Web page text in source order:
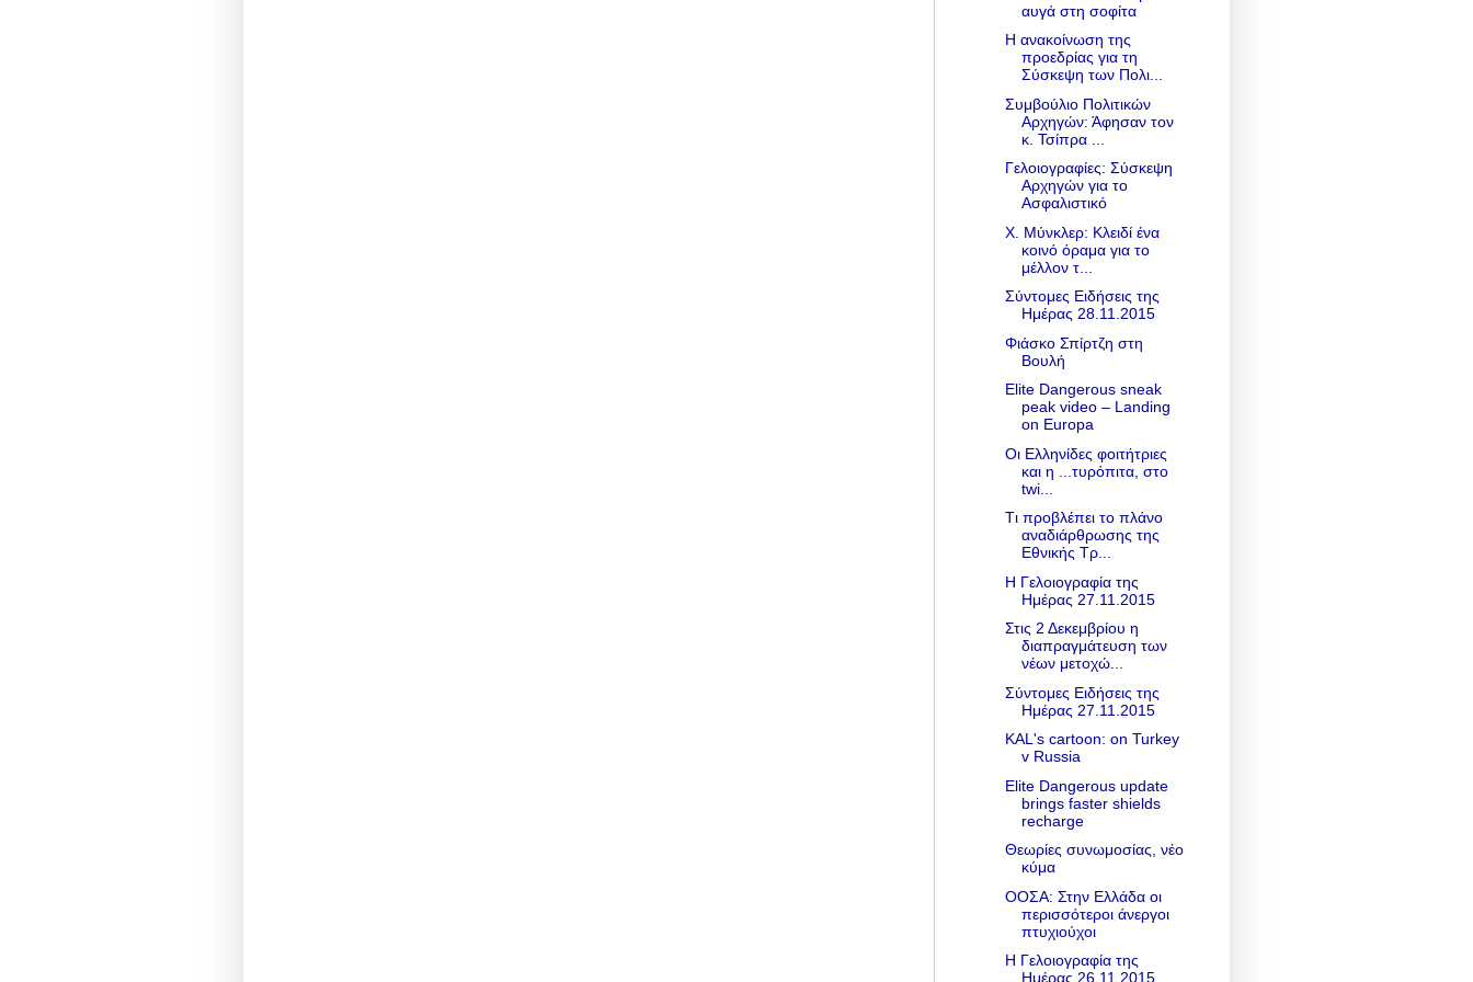
αυγά στη σοφίτα
Η ανακοίνωση της
προεδρίας για τη
Σύσκεψη των Πολι...
Συμβούλιο Πολιτικών
Αρχηγών: Άφησαν τον
κ. Τσίπρα ...
Γελοιογραφίες: Σύσκεψη
Αρχηγών για το
Ασφαλιστικό
Χ. Μύνκλερ: Κλειδί ένα
κοινό όραμα για το
μέλλον τ...
Σύντομες Ειδήσεις της
Ημέρας 28.11.2015
Φιάσκο Σπίρτζη στη
Βουλή
Elite Dangerous sneak
peak video – Landing
on Europa
Οι Ελληνίδες φοιτήτριες
και η ...τυρόπιτα, στο
twi...
Tι προβλέπει το πλάνο
αναδιάρθρωσης της
Εθνικής Τρ...
Η Γελοιογραφία της
Ημέρας 27.11.2015
Στις 2 Δεκεμβρίου η
διαπραγμάτευση των
νέων μετοχώ...
Σύντομες Ειδήσεις της
Ημέρας 27.11.2015
KAL's cartoon: on Turkey
v Russia
Elite Dangerous update
brings faster shields
recharge
Θεωρίες συνωμοσίας, νέο
κύμα
ΟΟΣΑ: Στην Ελλάδα οι
περισσότεροι άνεργοι
πτυχιούχοι
Η Γελοιογραφία της
Ημέρας 26.11.2015